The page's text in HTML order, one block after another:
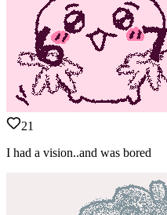
21
I had a vision..and was bored